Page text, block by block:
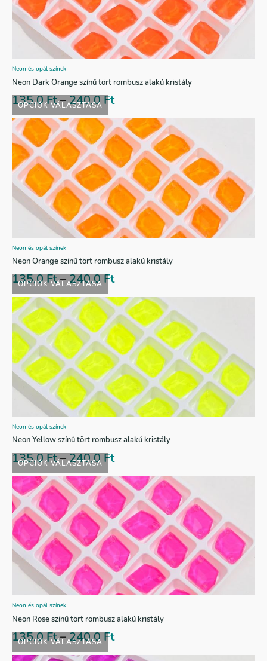
OPCIÓK VÁLASZTÁSA
Neon és opál színek
Neon Dark Orange színű tört rombusz alakú kristály
135,0Ft–240,0Ft
OPCIÓK VÁLASZTÁSA
Neon és opál színek
Neon Orange színű tört rombusz alakú kristály
135,0Ft–240,0Ft
OPCIÓK VÁLASZTÁSA
Neon és opál színek
Neon Yellow színű tört rombusz alakú kristály
135,0Ft–240,0Ft
OPCIÓK VÁLASZTÁSA
Neon és opál színek
Neon Rose színű tört rombusz alakú kristály
135,0Ft–240,0Ft